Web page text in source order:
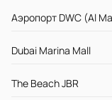
Аэропорт DWC (Al
Dubai Marina Mall
The Beach JBR